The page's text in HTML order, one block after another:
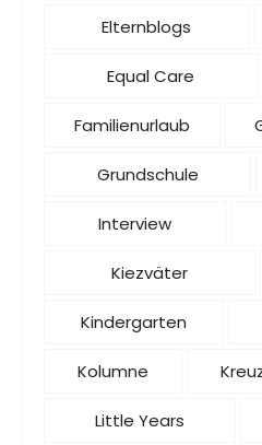
Elternblogs
Equal Care
Familienurlaub
Grundschule
Interview
Kiezväter
Kindergarten
Kolumne
Little Years